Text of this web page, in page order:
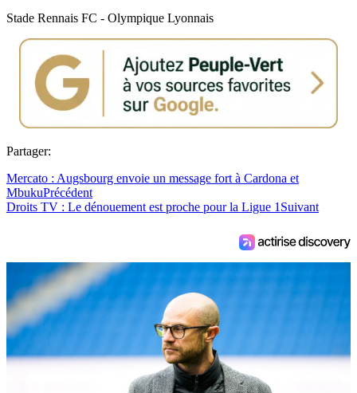
Stade Rennais FC - Olympique Lyonnais
Partager:
Mercato : Augsbourg envoie un message fort à Cardona et
MbukuPrécédent
Droits TV : Le dénouement est proche pour la Ligue 1 Suivant